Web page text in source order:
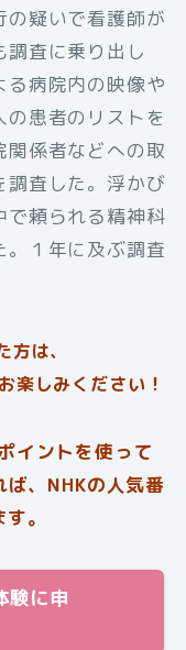
の疑いで看護師が
査に乗り出し
る病院内の映像や
患者のリストを
関係者などへの取
査した。浮かび
で頼られる精神科
１年に及ぶ調査
方は、
楽しみください！
イントを使って
ば、NHKの人気番
。
験に申